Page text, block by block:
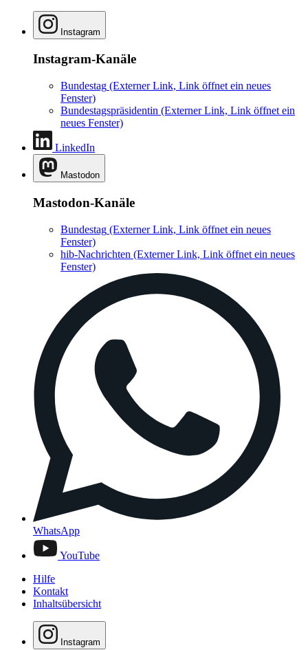
Instagram
Instagram-Kanäle
Bundestag (Externer Link, Link öffnet ein neues
Fenster)
Bundestagspräsidentin (Externer Link, Link öffnet ein
neues Fenster)
LinkedIn
Mastodon
Mastodon-Kanäle
Bundestag (Externer Link, Link öffnet ein neues
Fenster)
hib-Nachrichten (Externer Link, Link öffnet ein neues
Fenster)
WhatsApp
YouTube
Hilfe
Kontakt
Inhaltsübersicht
Instagram